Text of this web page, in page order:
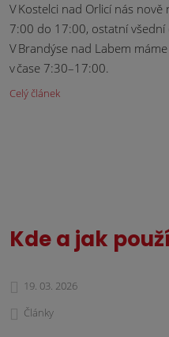
V Kostelci nad Orlicí nás
7:00 do 17:00, ostatní
V Brandýse nad Labem
v čase 7:30–17:00.
Celý článek
Kde a jak
19. 03. 2026
Články